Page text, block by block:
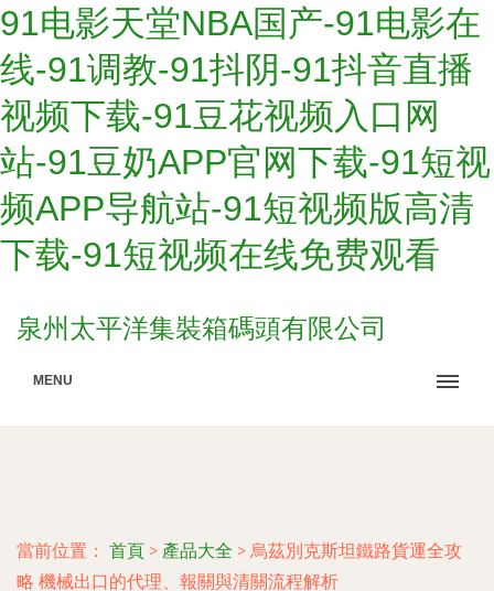
91电影天堂NBA国产-91电影在
线-91调教-91抖阴-91抖音直播
视频下载-91豆花视频入口网
站-91豆奶APP官网下载-91短视
频APP导航站-91短视频版高清
下载-91短视频在线免费观看
泉州太平洋集裝箱碼頭有限公司
MENU
當前位置： 首頁 > 產品大全 > 烏茲別克斯坦鐵路貨運全攻
略 機械出口的代理、報關與清關流程解析